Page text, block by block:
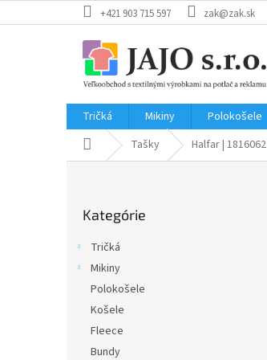
na
+421 903 715 597 zak@zak.sk
Tričká Mikiny Polokošele
Domov Tašky Halfar | 1816062
kategórie
Kategórie
Tričká
Mikiny
Polokošele
Košele
Fleece
Bundy